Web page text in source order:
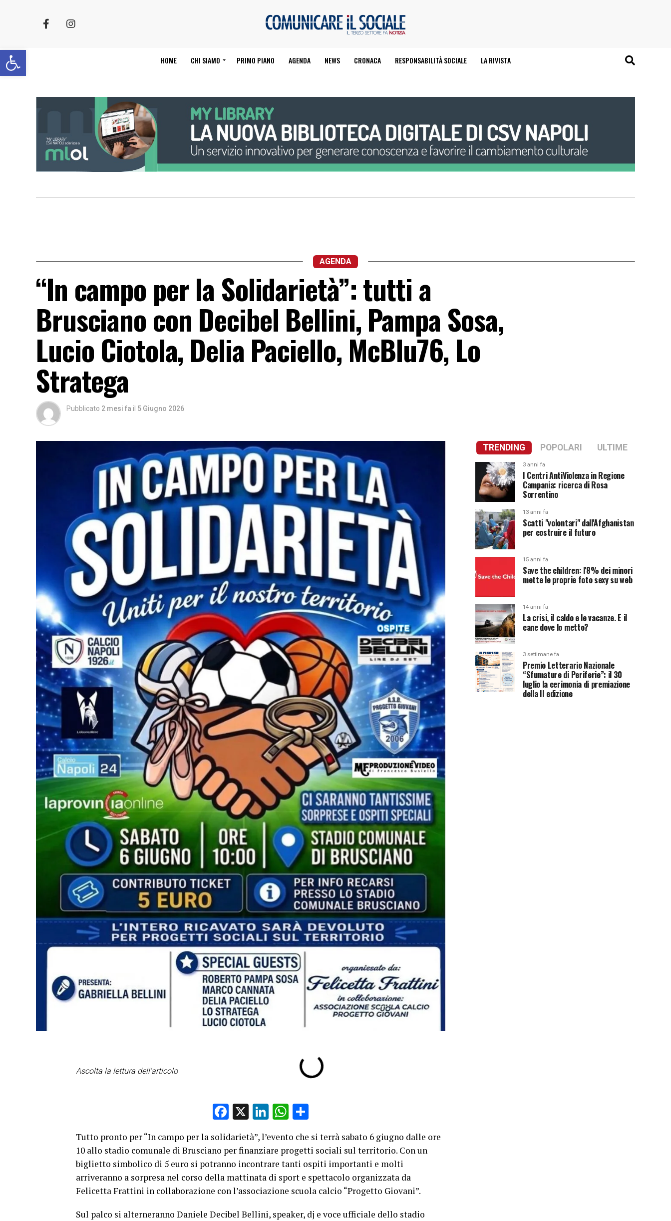
Apri la barra degli strumenti HOME CHI SIAMO PRIMO PIANO AGENDA NEWS CRONACA RESPONSABILITÀ SOCIALE LA RIVISTA
AGENDA
“In campo per la Solidarietà”: tutti a
Brusciano con Decibel Bellini, Pampa Sosa,
Lucio Ciotola, Delia Paciello, McBlu76, Lo
Stratega
Pubblicato 2 mesi fa il 5 Giugno 2026
Ascolta la lettura dell'articolo
Facebook
X LinkedIn
WhatsApp
Tutto pronto per “In campo per la solidarietà”, l’evento che si terrà sabato 6 giugno dalle ore
10 allo stadio comunale di Brusciano per finanziare progetti sociali sul territorio. Con un
biglietto simbolico di 5 euro si potranno incontrare tanti ospiti importanti e molti
arriveranno a sorpresa nel corso della mattinata di sport e spettacolo organizzata da
Felicetta Frattini in collaborazione con l’associazione scuola calcio “Progetto Giovani”.
Sul palco si alterneranno Daniele Decibel Bellini, speaker, dj e voce ufficiale dello stadio
TRENDING POPOLARI ULTIME
3 anni fa
I Centri AntiViolenza in Regione
Campania: ricerca di Rosa
Sorrentino
13 anni fa
Scatti "volontari" dall'Afghanistan
per costruire il futuro
15 anni fa
Save the children: l'8% dei minori
mette le proprie foto sexy su web
14 anni fa
La crisi, il caldo e le vacanze. E il
cane dove lo metto?
3 settimane fa
Premio Letterario Nazionale
“Sfumature di Periferie”: il 30
luglio la cerimonia di premiazione
della II edizione